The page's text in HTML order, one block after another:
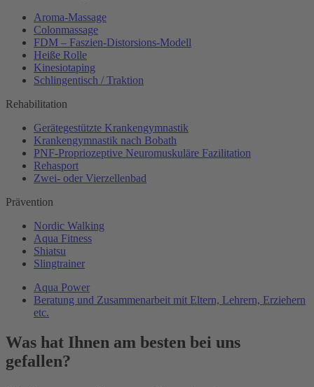
Aroma-Massage
Colonmassage
FDM – Faszien-Distorsions-Modell
Heiße Rolle
Kinesiotaping
Schlingentisch / Traktion
Rehabilitation
Gerätegestützte Krankengymnastik
Krankengymnastik nach Bobath
PNF-Propriozeptive Neuromuskuläre Fazilitation
Rehasport
Zwei- oder Vierzellenbad
Prävention
Nordic Walking
Aqua Fitness
Shiatsu
Slingtrainer
Aqua Power
Beratung und Zusammenarbeit mit Eltern, Lehrern, Erziehern
etc.
Was hat Ihnen am besten bei uns
gefallen?